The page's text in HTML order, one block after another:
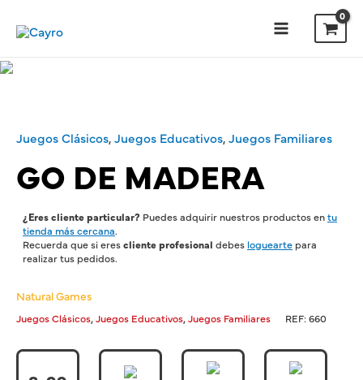
contenido
Juegos Clásicos,Juegos Educativos,Juegos Familiares
GO DE MADERA
¿Eres cliente particular? Puedes adquirir nuestros productos entu
tienda más cercana.
Recuerda que si erescliente profesional debes loguearte para
realizar tus pedidos.
Natural Games
Juegos Clásicos,Juegos Educativos,Juegos Familiares REF:660